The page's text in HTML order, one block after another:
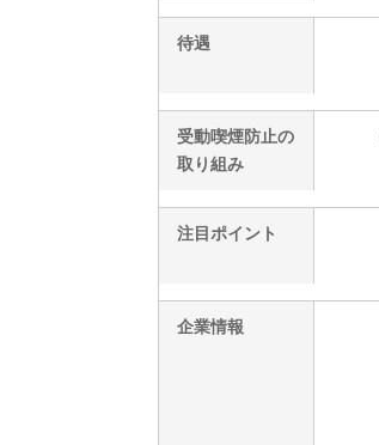
待遇
受動喫煙防止の
取り組み
注目ポイント
企業情報